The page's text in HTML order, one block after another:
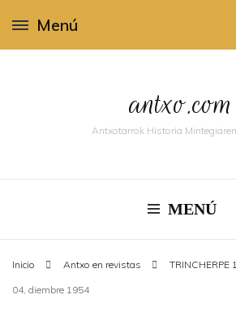
Menú
antxo.com
Antxotarrok Historia
MENÚ
Inicio Antxo en revistas TRINCHERPE
04, diembre 1954